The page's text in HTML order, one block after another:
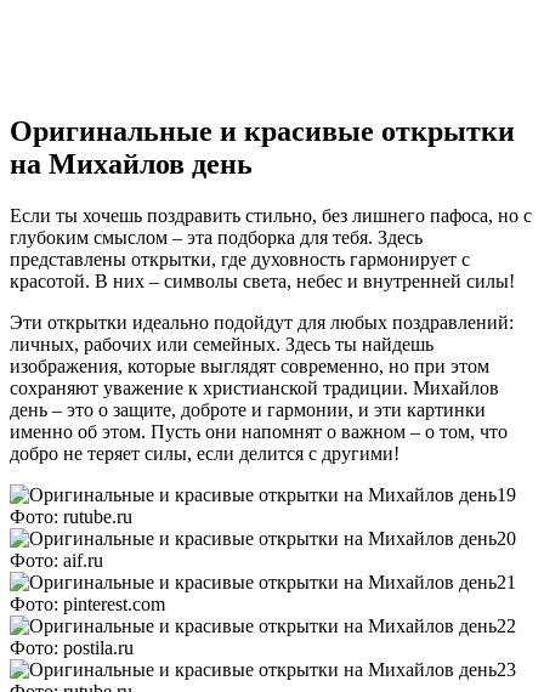
Оригинальные и красивые открытки
на Михайлов день
Если ты хочешь поздравить стильно, без лишнего пафоса, но с
глубоким смыслом – эта подборка для тебя. Здесь
представлены открытки, где духовность гармонирует с
красотой. В них – символы света, небес и внутренней силы!
Эти открытки идеально подойдут для любых поздравлений:
личных, рабочих или семейных. Здесь ты найдешь
изображения, которые выглядят современно, но при этом
сохраняют уважение к христианской традиции. Михайлов
день – это о защите, доброте и гармонии, и эти картинки
именно об этом. Пусть они напомнят о важном – о том, что
добро не теряет силы, если делится с другими!
Фото: rutube.ru
Фото: aif.ru
Фото: pinterest.com
Фото: postila.ru